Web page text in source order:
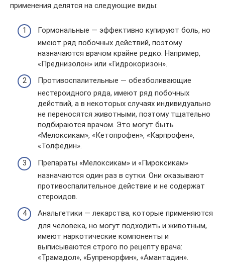
применения делятся на следующие виды:
Гормональные — эффективно купируют боль, но
имеют ряд побочных действий, поэтому
назначаются врачом крайне редко. Например,
«Преднизолон» или «Гидрокоризон».
Противоспалительные — обезболивающие
нестероидного ряда, имеют ряд побочных
действий, а в некоторых случаях индивидуально
не переносятся животными, поэтому тщательно
подбираются врачом. Это могут быть
«Мелоксикам», «Кетопрофен», «Карпрофен»,
«Толфедин».
Препараты «Мелоксикам» и «Пироксикам»
назначаются один раз в сутки. Они оказывают
противоспалительное действие и не содержат
стероидов.
Анальгетики — лекарства, которые применяются
для человека, но могут подходить и животным,
имеют наркотические компоненты и
выписываются строго по рецепту врача:
«Трамадол», «Бупренорфин», «Амантадин».